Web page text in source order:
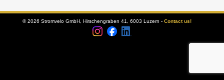
© 2026 Stromvelo GmbH, Hirschengraben 41, 6003 Luzern - Contact us!